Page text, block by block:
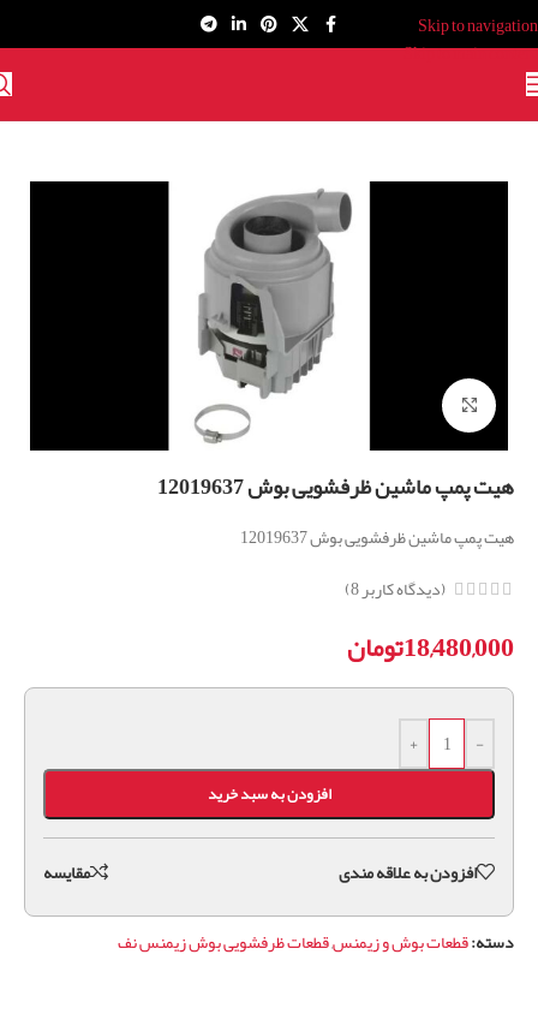
Skip to navigation
Skip to main content
برای بزرگنمایی کلیک کنید
هیت پمپ ماشین ظرفشویی بوش 12019637
هیت پمپ ماشین ظرفشویی بوش 12019637
(دیدگاه کاربر8
)
18,480,000تومان
-
+
افزودن به سبد خرید
افزودن به علاقه مندی مقايسه
دسته:قطعات بوش و زیمنس,قطعات ظرفشویی بوش زیمنس نف